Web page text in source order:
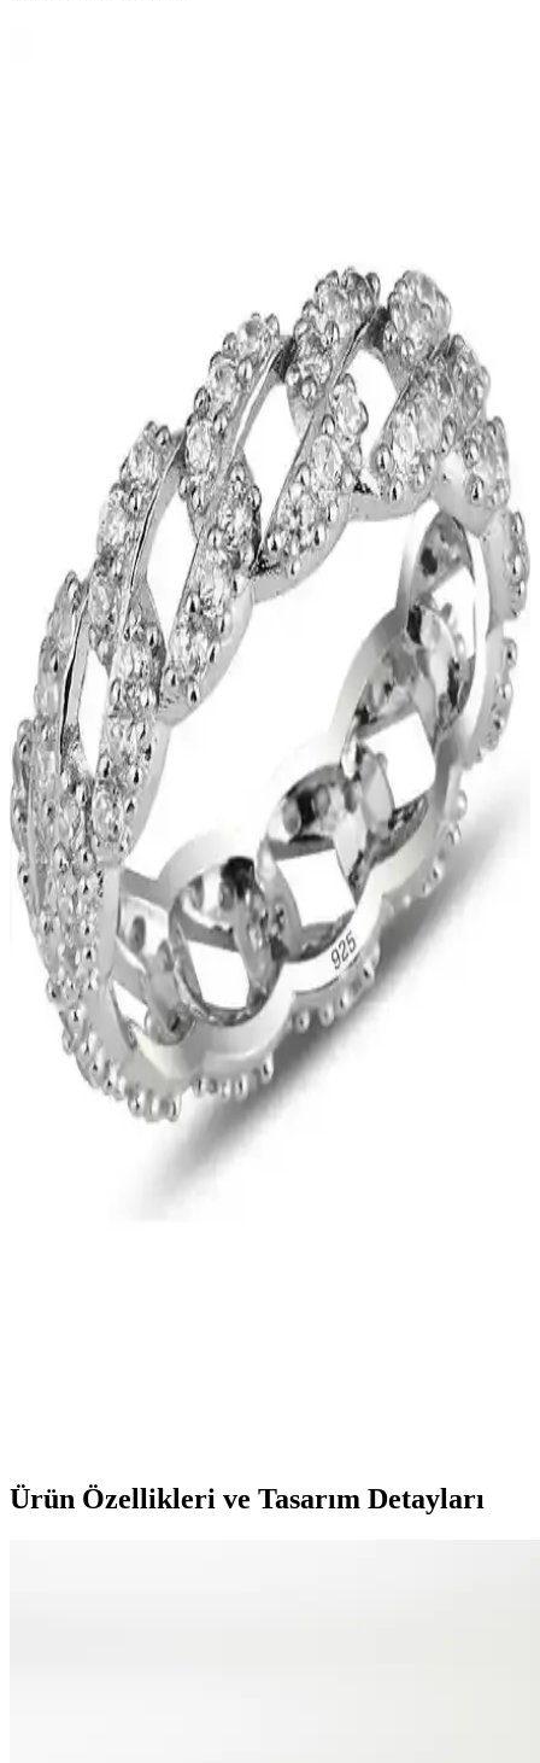
Kedi Gözü Fosforlu Tesbih, doğal taşların benzersiz güzelliği ve
gece parıltısı özelliğiyle öne çıkan şık ve dayanıklı bir takıdır.
Kullanıcılar, parlama ve dayanıklılık konusunda çeşitli deneyimler
Aurrari Güneş Figürlü Altın Kaplama Küpe: Zarif
ve Enerjik Takı Seçeneği
Aurrari'nin güneş figürlü altın kaplama küpesi, zarif tasarımı ve
yüksek kaliteli malzemeleriyle şıklık ve pozitif enerji sunar.
Kullanımı kolay, dayanıklı ve hassas ciltlere uygun olup, günlük ve
özel günler için ideal bir seçimdir.
Aurrari 2'li Gold Renk Kuzey Yıldızı Earcuff: Şıklık
ve Çok Yönlülük Sunan Özel Takı
Aurrari'nin altın renkli 2'li kuzey yıldızı earcuff'u, şıklık ve çok
yönlülük sunar. Sınırlı sayıda üretilen bu ürün, farklı tarzlara uyum
sağlar ve dikkat çekici detaylar içerir.
Nazar Gözlü Koruma Halhalı: Geleneksel ve Estetik
Birlikteliği Hakkında Bilgi
Nazar gözlü koruma halhalı, kötü enerjiyi uzaklaştırmak ve estetik
görünüm sağlamak amacıyla kullanılan geleneksel bir takıdır.
Gümüş malzemeden yapılır ve göz sembolüyle kötü enerjiyi
engellemeye inanılır.
Estetik ve Dayanıklı Halhal Modelleri: Zarafet ve
Koruma Bir Arada
Estetik ve dayanıklı malzemelerden üretilen halhal modelleri, şıklık
ve koruma sunar. Zarif tasarımlar ve uzun ömürlü yapısıyla kişisel
tarzınıza değer katar.
Bers Aksesuar Kadın Altın Kaplama Kararmaz
Bileklik İncelemesi ve Kullanıcı Yorumları
Ürün Özellikleri ve Tasarım Detayları